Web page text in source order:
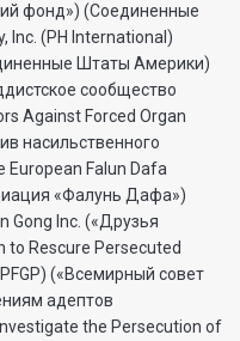
фонд») (Соединенные
Inc. (PH International)
Штаты Америки)
сообщество
Against Forced Organ
насильственного
Falun Dafa
«Фалунь Дафа»)
Gong Inc. («Друзья
Rescure Persecuted
(«Всемирный совет
адептов
the Persecution of